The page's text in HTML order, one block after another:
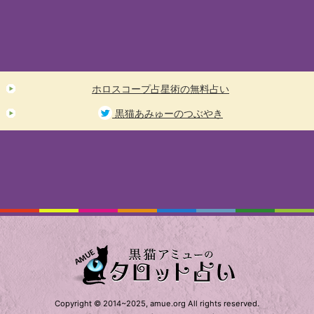
ホロスコープ占星術の無料占い
黒猫あみゅーのつぶやき
Copyright © 2014~2025, amue.org All rights reserved.